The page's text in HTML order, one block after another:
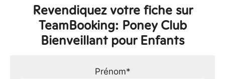
Revendiquez votre fiche sur
TeamBooking: Poney Club
Bienveillant pour Enfants
Prénom*